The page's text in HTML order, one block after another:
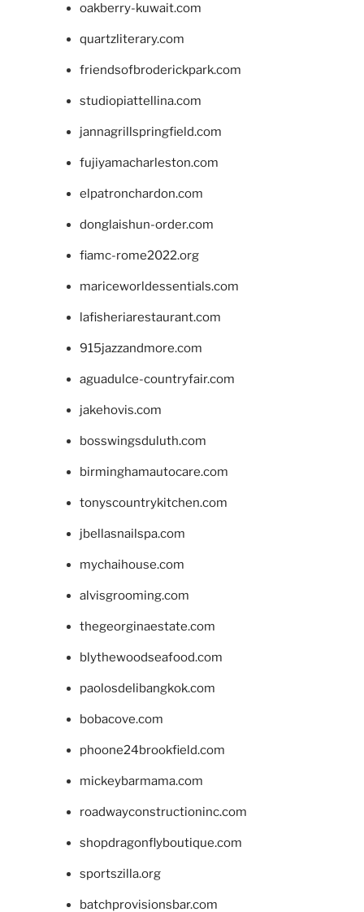
oakberry-kuwait.com
quartzliterary.com
friendsofbroderickpark.com
studiopiattellina.com
jannagrillspringfield.com
fujiyamacharleston.com
elpatronchardon.com
donglaishun-order.com
fiamc-rome2022.org
mariceworldessentials.com
lafisheriarestaurant.com
915jazzandmore.com
aguadulce-countryfair.com
jakehovis.com
bosswingsduluth.com
birminghamautocare.com
tonyscountrykitchen.com
jbellasnailspa.com
mychaihouse.com
alvisgrooming.com
thegeorginaestate.com
blythewoodseafood.com
paolosdelibangkok.com
bobacove.com
phoone24brookfield.com
mickeybarmama.com
roadwayconstructioninc.com
shopdragonflyboutique.com
sportszilla.org
batchprovisionsbar.com